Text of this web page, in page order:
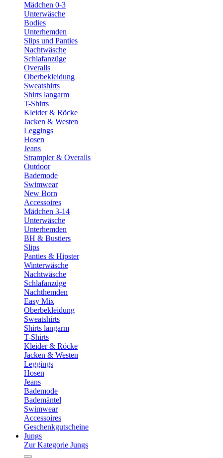
Mädchen 0-3
Unterwäsche
Bodies
Unterhemden
Slips und Panties
Nachtwäsche
Schlafanzüge
Overalls
Oberbekleidung
Sweatshirts
Shirts langarm
T-Shirts
Kleider & Röcke
Jacken & Westen
Leggings
Hosen
Jeans
Strampler & Overalls
Outdoor
Bademode
Swimwear
New Born
Accessoires
Mädchen 3-14
Unterwäsche
Unterhemden
BH & Bustiers
Slips
Panties & Hipster
Winterwäsche
Nachtwäsche
Schlafanzüge
Nachthemden
Easy Mix
Oberbekleidung
Sweatshirts
Shirts langarm
T-Shirts
Kleider & Röcke
Jacken & Westen
Leggings
Hosen
Jeans
Bademode
Bademäntel
Swimwear
Accessoires
Geschenkgutscheine
Jungs
Zur Kategorie Jungs